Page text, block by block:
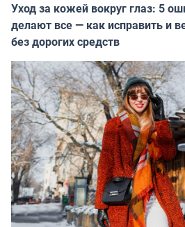
Уход за кожей вокруг глаз: 5
делают все — как исправить и
без дорогих средств